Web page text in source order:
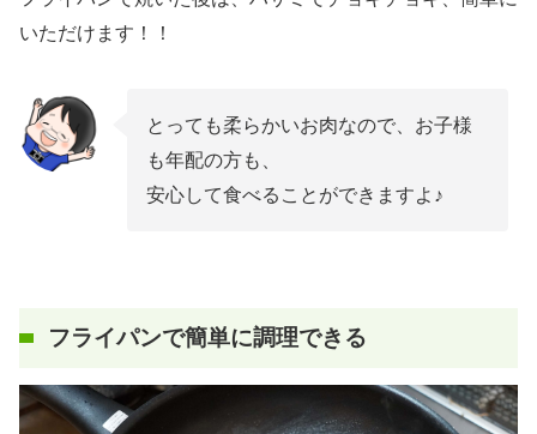
いただけます！！
とっても柔らかいお肉なので、お子様
も年配の方も、
安心して食べることができますよ♪
フライパンで簡単に調理できる